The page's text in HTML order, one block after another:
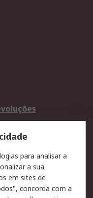
e ambiente
para analisar a
a sua
em sites de
concorda com a